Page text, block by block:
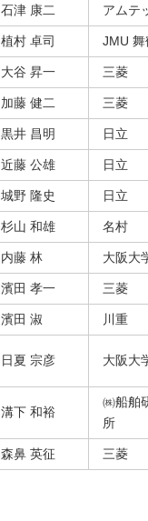
石津 康二 アムテ
植村 卓司 JMU 舞
大谷 昇一 三菱
加藤 健二 三菱
黒井 昌明 日立
近藤 公雄 日立
城野 隆史 日立
杉山 和雄 名村
内藤 林 大阪大
濱田 孝一 三菱
濱田 淑 川重
日夏 宗彦 大阪大
溝下 和裕
㈱船舶
所
森鼻 英征 三菱